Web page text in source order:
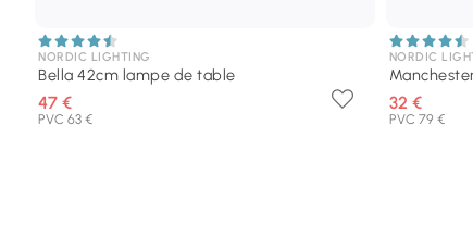
NORDIC LIGHTING
Bella 42cm lampe de table
47 €
PVC 63 €
NORDIC
32 €
PVC 79 €